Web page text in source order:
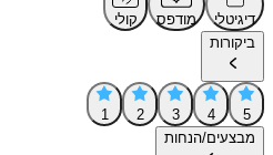
דיגיטלי מודפס
קולי
ביקורות
5
4
3
2
1
מבצעים/הנחות